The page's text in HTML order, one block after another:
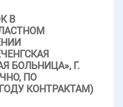
В
БОЛЬНИЦА», Г.
ПО
КОНТРАКТАМ)